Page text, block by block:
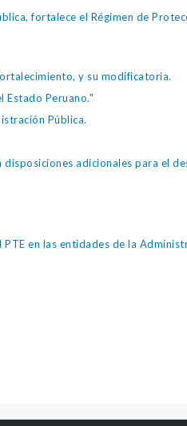
fortalece el Régimen de
y su modificatoria.
Estado Peruano."
Pública.
adicionales para el
en las entidades de la